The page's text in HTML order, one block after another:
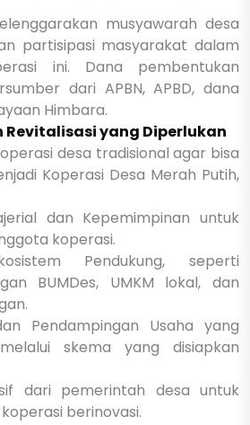
musyawarah desa
partisipasi masyarakat dalam
ini. Dana pembentukan
dari APBN, APBD, dana
Himbara.
yang Diperlukan
desa tradisional agar bisa
Koperasi Desa Merah Putih,
dan Kepemimpinan untuk
koperasi.
Pendukung, seperti
BUMDes, UMKM lokal, dan
Pendampingan Usaha yang
skema yang disiapkan
dari pemerintah desa untuk
berinovasi.